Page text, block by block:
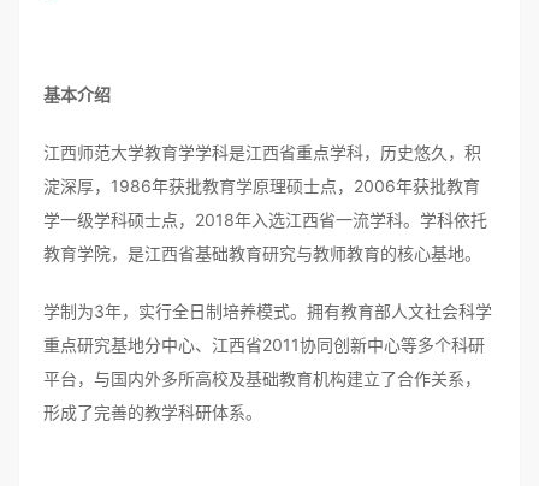
基本介绍
江西师范大学教育学学科是江西省重点学科，历史悠久，积
淀深厚，1986年获批教育学原理硕士点，2006年获批教育
学一级学科硕士点，2018年入选江西省一流学科。学科依托
教育学院，是江西省基础教育研究与教师教育的核心基地。
学制为3年，实行全日制培养模式。拥有教育部人文社会科学
重点研究基地分中心、江西省2011协同创新中心等多个科研
平台，与国内外多所高校及基础教育机构建立了合作关系，
形成了完善的教学科研体系。